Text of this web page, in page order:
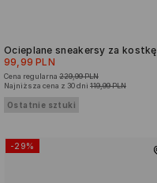
Ocieplane sneakersy za kostkę
99,99 PLN
Cena regularna 229,99 PLN
Najniższa cena z 30 dni 119,99 PLN
Ostatnie sztuki
-29%